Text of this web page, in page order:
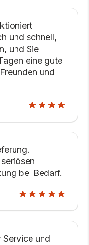
und schnell,
und Sie
eine gute
und
bei Bedarf.
Service und